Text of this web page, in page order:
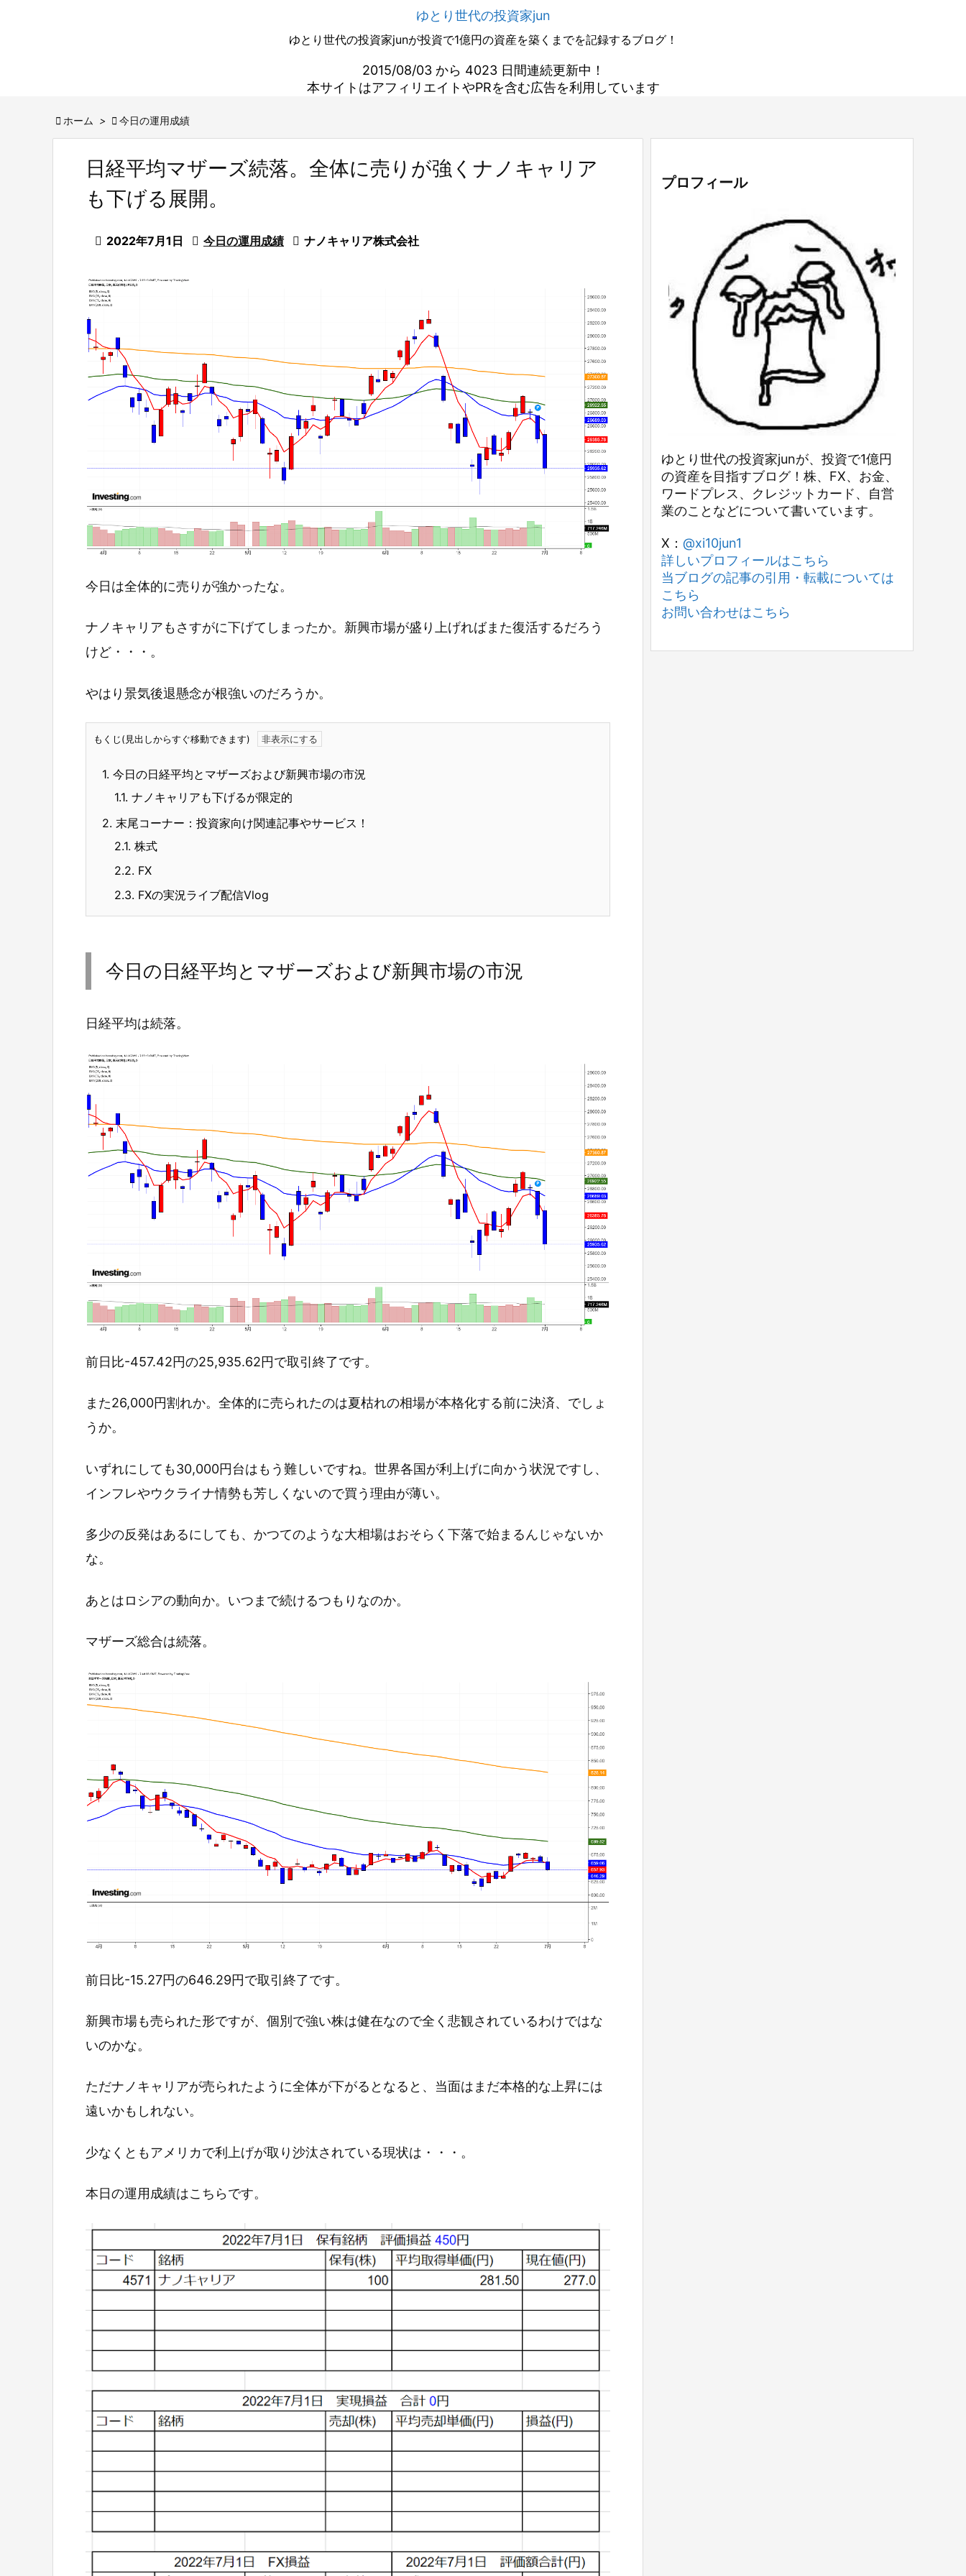
ゆとり世代の投資家jun
ゆとり世代の投資家junが投資で1億円の資産を築くまでを記録するブログ！
2015/08/03 から 4023 日間連続更新中！
本サイトはアフィリエイトやPRを含む広告を利用しています
 ホーム >  今日の運用成績
日経平均マザーズ続落。全体に売りが強くナノキャリア
も下げる展開。
 2022年7月1日  今日の運用成績  ナノキャリア株式会社
今日は全体的に売りが強かったな。
ナノキャリアもさすがに下げてしまったか。新興市場が盛り上げればまた復活するだろう
けど・・・。
やはり景気後退懸念が根強いのだろうか。
もくじ(見出しからすぐ移動できます)
1. 今日の日経平均とマザーズおよび新興市場の市況
1.1. ナノキャリアも下げるが限定的
2. 末尾コーナー：投資家向け関連記事やサービス！
2.1. 株式
2.2. FX
2.3. FXの実況ライブ配信Vlog
今日の日経平均とマザーズおよび新興市場の市況
日経平均は続落。
前日比-457.42円の25,935.62円で取引終了です。
また26,000円割れか。全体的に売られたのは夏枯れの相場が本格化する前に決済、でしょ
うか。
いずれにしても30,000円台はもう難しいですね。世界各国が利上げに向かう状況ですし、
インフレやウクライナ情勢も芳しくないので買う理由が薄い。
多少の反発はあるにしても、かつてのような大相場はおそらく下落で始まるんじゃないか
な。
あとはロシアの動向か。いつまで続けるつもりなのか。
マザーズ総合は続落。
前日比-15.27円の646.29円で取引終了です。
新興市場も売られた形ですが、個別で強い株は健在なので全く悲観されているわけではな
いのかな。
ただナノキャリアが売られたように全体が下がるとなると、当面はまだ本格的な上昇には
遠いかもしれない。
少なくともアメリカで利上げが取り沙汰されている現状は・・・。
本日の運用成績はこちらです。
プロフィール
ゆとり世代の投資家junが、投資で1億円
の資産を目指すブログ！株、FX、お金、
ワードプレス、クレジットカード、自営
業のことなどについて書いています。
X： @xi10jun1
詳しいプロフィールはこちら
当ブログの記事の引用・転載については
こちら
お問い合わせはこちら